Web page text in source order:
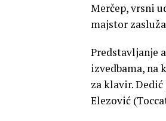
Merčep, vrsni
majstor
Predstavljanje
izvedbama, na
za klavir.
Elezović